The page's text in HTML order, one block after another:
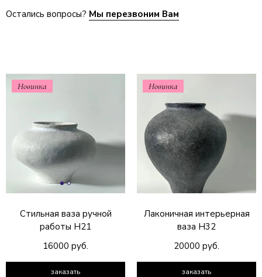
Остались вопросы? Мы перезвоним Вам
Новинка
Стильная ваза ручной
работы Н21
16000 руб.
заказать
Новинка
Лаконичная интерьерная
ваза Н32
20000 руб.
заказать